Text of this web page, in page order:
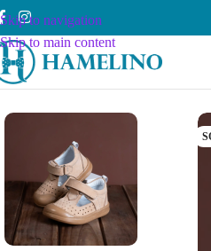
Skip to navigation
Skip to main content
Почетна